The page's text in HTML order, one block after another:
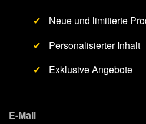
✔
Neue und limitierte
✔
Personalisierter Inhalt
✔
Exklusive Angebote